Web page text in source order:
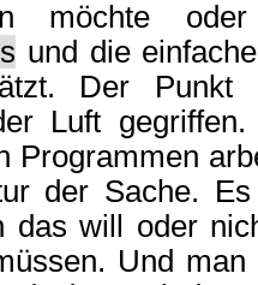
möchte
und die
Der
Luft
Programmen
der Sache.
das will oder
Und